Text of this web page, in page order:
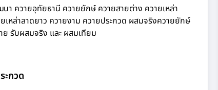
า ควายอุทัยธานี ควายยักษ์ ควายสายต่าง ควายเหล่า
เหล่าลาดยาว ควายงาม ควายประกวด ผสมจริงควายยักษ์
รับผสมจริง และ ผสมเทียม
ะกวด